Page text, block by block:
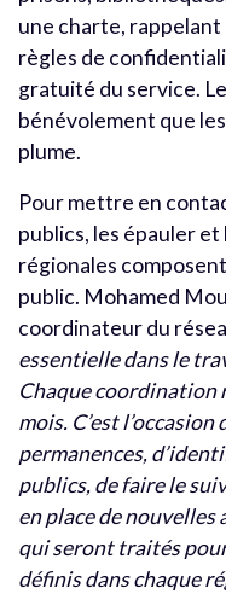
une charte, rappelant
règles de
gratuité du service.
bénévolement que
plume.
Pour mettre en
publics, les épauler
régionales
public. Mohamed
coordinateur du
essentielle dans le
Chaque coordination
mois. C’est
permanences,
publics, de faire le
en place de nouvelles
qui seront traités
définis dans chaque